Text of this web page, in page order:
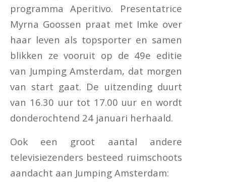
programma Aperitivo. Presentatrice
Myrna Goossen praat met Imke over
haar leven als topsporter en samen
blikken ze vooruit op de 49e editie
van Jumping Amsterdam, dat morgen
van start gaat. De uitzending duurt
van 16.30 uur tot 17.00 uur en wordt
donderochtend 24 januari herhaald.
Ook een groot aantal andere
televisiezenders besteed ruimschoots
aandacht aan Jumping Amsterdam: